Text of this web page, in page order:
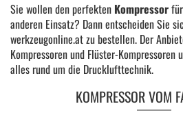
Sie wollen den perfekten Kompressor
anderen Einsatz? Dann entscheiden Sie
werkzeugonline.at zu bestellen. Der
Kompressoren und Flüster-
alles rund um die Drucklufttechnik.
KOMPRESSOR VOM